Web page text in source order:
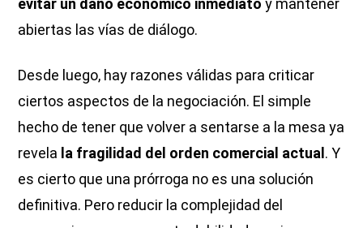
evitar un daño económico inmediato y mantener
abiertas las vías de diálogo.
Desde luego, hay razones válidas para criticar
ciertos aspectos de la negociación. El simple
hecho de tener que volver a sentarse a la mesa ya
revela la fragilidad del orden comercial actual . Y
es cierto que una prórroga no es una solución
definitiva. Pero reducir la complejidad del